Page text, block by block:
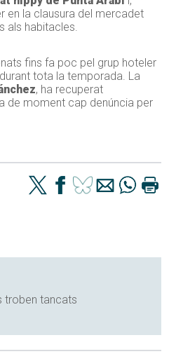
en la clausura del mercadet
als habitacles.
fins fa poc pel grup hoteler
tota la temporada. La
, ha recuperat
de moment cap denúncia per
troben tancats